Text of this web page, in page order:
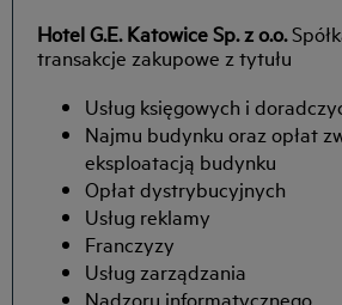
Hotel G.E. Katowice Sp. z o.o.
transakcje zakupowe z tytułu
Usług księgowych i
Najmu budynku oraz opłat
eksploatacją budynku
Opłat dystrybucyjnych
Usług reklamy
Franczyzy
Usług zarządzania
Nadzoru informatycznego